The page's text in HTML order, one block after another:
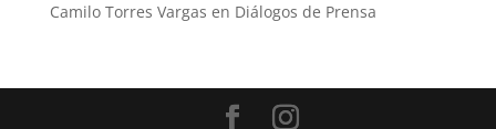
Camilo Torres Vargas en Diálogos de Prensa